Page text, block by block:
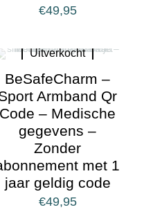
€49,95
Uitverkocht
BeSafeCharm –
Armband Qr
Code – Medische
gegevens –
Zonder
met 1
jaar geldig code
€49,95